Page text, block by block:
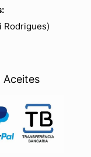
Rodrigues)
Aceites